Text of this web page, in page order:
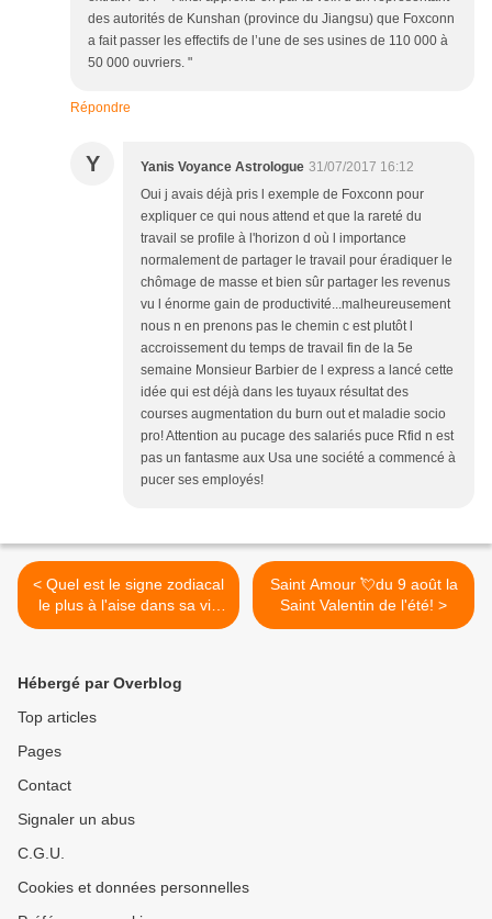
des autorités de Kunshan (province du Jiangsu) que Foxconn
a fait passer les effectifs de l’une de ses usines de 110 000 à
50 000 ouvriers. "
Répondre
Y Yanis Voyance Astrologue 31/07/2017 16:12
Oui j avais déjà pris l exemple de Foxconn pour
expliquer ce qui nous attend et que la rareté du
travail se profile à l'horizon d où l importance
normalement de partager le travail pour éradiquer le
chômage de masse et bien sûr partager les revenus
vu l énorme gain de productivité...malheureusement
nous n en prenons pas le chemin c est plutôt l
accroissement du temps de travail fin de la 5e
semaine Monsieur Barbier de l express a lancé cette
idée qui est déjà dans les tuyaux résultat des
courses augmentation du burn out et maladie socio
pro! Attention au pucage des salariés puce Rfid n est
pas un fantasme aux Usa une société a commencé à
pucer ses employés!
< Quel est le signe zodiacal
le plus à l'aise dans sa vie
de célibataire par Alice
Saint Amour 💘du 9 août la
Saint Valentin de l'été! >
Hébergé par Overblog
Top articles
Pages
Contact
Signaler un abus
C.G.U.
Cookies et données personnelles